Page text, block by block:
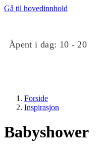
Gå til hovedinnhold
Åpent i dag: 10 - 20
Forside
Inspirasjon
Babyshower